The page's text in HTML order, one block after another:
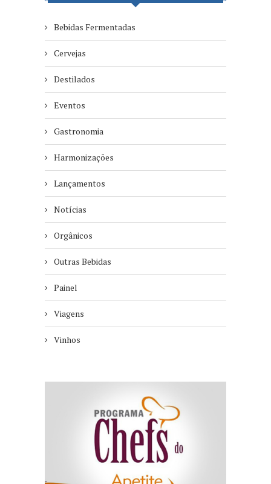
Bebidas Fermentadas
Cervejas
Destilados
Eventos
Gastronomia
Harmonizações
Lançamentos
Notícias
Orgânicos
Outras Bebidas
Painel
Viagens
Vinhos